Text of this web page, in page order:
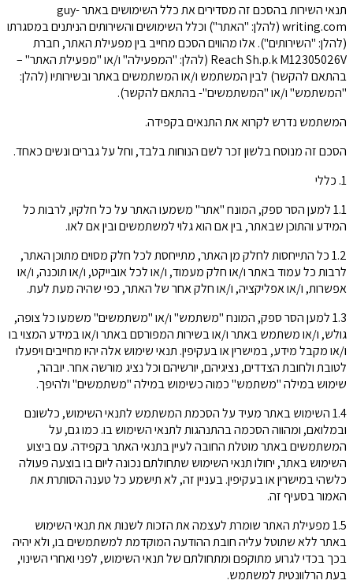
תנאי השירות בהסכם זה מסדירים את כלל השימושים באתר guy-
writing.com (להלן: "האתר") וכלל השימושים והשירותים הניתנים במסגרתו
(להלן: "השירותים"). אלו מהווים הסכם מחייב בין מפעילת האתר, חברת
Reach Sh.p.k M12305026V (להלן: "המפעילה" ו/או "מפעילת האתר" –
בהתאם להקשר) לבין המשתמש ו/או המשתמשים באתר ובשירותיו (להלן:
"המשתמש" ו/או "המשתמשים"- בהתאם להקשר).
המשתמש נדרש לקרוא את התנאים בקפידה.
הסכם זה מנוסח בלשון זכר לשם הנוחות בלבד, וחל על גברים ונשים כאחד.
1. כללי
1.1 למען הסר ספק, המונח "אתר" משמעו האתר על כל חלקיו, לרבות כל
המידע והתוכן שבאתר, בין אם הוא גלוי למשתמשים ובין אם לאו.
1.2 כל התייחסות לחלק מן האתר, מתייחסת לכל חלק מסוים מתוכן האתר,
לרבות כל עמוד באתר ו/או חלק מעמוד, ו/או לכל אובייקט, ו/או תוכנה, ו/או
אפשרות, ו/או אפליקציה, ו/או חלק אחר של האתר, כפי שהיה מעת לעת.
1.3 למען הסר ספק, המונח "משתמש" ו/או "משתמשים" משמעו כל צופה,
גולש, ו/או משתמש באתר ו/או בשירות המפורסם באתר ו/או במידע המצוי בו
ו/או מקבל מידע, במישרין או בעקיפין. תנאי שימוש אלה יהיו מחייבים ויפעלו
לטובת ולחובת הצדדים, נציגיהם, יורשיהם וכל נציג מורשה אחר. יובהר,
שימוש במילה "משתמש" כמוה כשימוש במילה "משתמשים" ולהיפך.
1.4 השימוש באתר מעיד על הסכמת המשתמש לתנאי השימוש, כלשונם
ובמלואם, ומהווה הסכמה בהתנהגות לתנאי השימוש בו. כמו גם, על
המשתמשים באתר מוטלת החובה לעיין בתנאי האתר בקפידה. עם ביצוע
השימוש באתר, יחולו תנאי השימוש שתחולתם נכונה ליום בו בוצעה פעולה
כלשהי במישרין או בעקיפין. בעניין זה, לא תישמע כל טענה הסותרת את
האמור בסעיף זה.
1.5 מפעילת האתר שומרת לעצמה את הזכות לשנות את תנאי השימוש
באתר ללא שתוטל עליה חובת ההודעה המוקדמת למשתמשים בו, ולא יהיה
בכך בכדי לגרוע מתוקפם ומתחולתם של תנאי השימוש, לפני ואחרי השינוי,
בעת הרלוונטית למשתמש.